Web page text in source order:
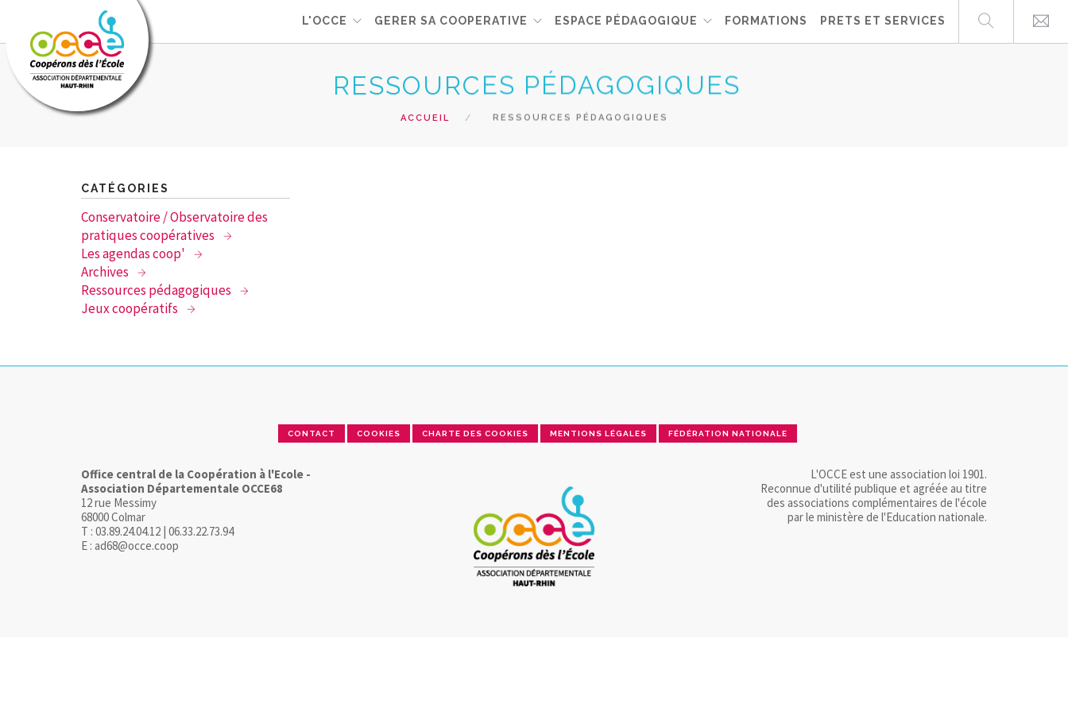
L'OCCE GERER SA COOPERATIVE ESPACE PÉDAGOGIQUE FORMATIONS PRETS ET SERVICES
RESSOURCES PÉDAGOGIQUES
ACCUEIL RESSOURCES PÉDAGOGIQUES
CATÉGORIES
Conservatoire / Observatoire des
pratiques coopératives
Les agendas coop'
Archives
Ressources pédagogiques
Jeux coopératifs
CONTACT COOKIES CHARTE DES COOKIES MENTIONS LÉGALES FÉDÉRATION NATIONALE
Office central de la Coopération à l'Ecole -
Association Départementale OCCE68
12 rue Messimy
68000 Colmar
T : 03.89.24.04.12 | 06.33.22.73.94
E : ad68@occe.coop
L'OCCE est une association loi 1901.
Reconnue d'utilité publique et agréée au titre
des associations complémentaires de l'école
par le ministère de l'Education nationale.